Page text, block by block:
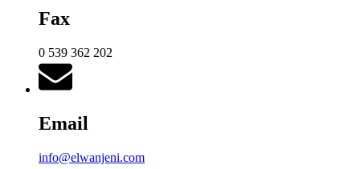
Fax
0 539 362 202
Email
info@elwanjeni.com